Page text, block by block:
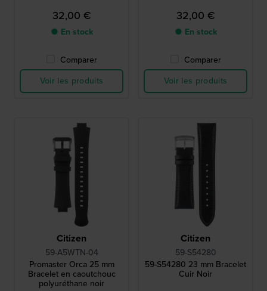
32,00 €
● En stock
Comparer
Voir les produits
32,00 €
● En stock
Comparer
Voir les produits
Citizen
59-A5WTN-04
Promaster Orca 25 mm
Bracelet en caoutchouc
polyuréthane noir
Citizen
59-S54280
59-S54280 23 mm Bracelet
Cuir Noir